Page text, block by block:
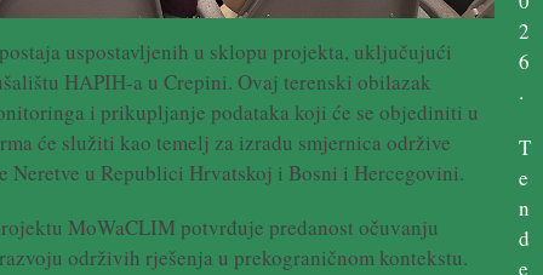
uspostavljenih u sklopu projekta, uključujući
HAPIH-a u Crepini. Ovaj terenski obilazak
i prikupljanje podataka koji će se objediniti u
će služiti kao temelj za izradu smjernica održive
u Republici Hrvatskoj i Bosni i Hercegovini.
MoWaCLIM potvrđuje predanost očuvanju
održivih rješenja u prekograničnom kontekstu.
2
6
.
T
e
n
d
e